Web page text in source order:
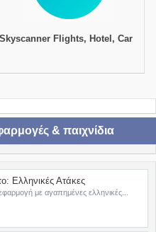
Skyscanner Flights, Hotel, Car
& παιχνίδια
Ελληνικές Ατάκες
με αγαπημένες ελληνικές...